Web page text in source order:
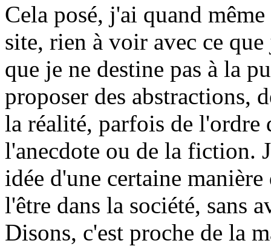
Cela posé, j'ai quand
site, rien à voir avec ce
que je ne destine pas à la
proposer des abstractions,
la réalité, parfois de l'ordre
l'anecdote ou de la fiction.
idée d'une certaine
l'être dans la société, sans
Disons, c'est proche de la